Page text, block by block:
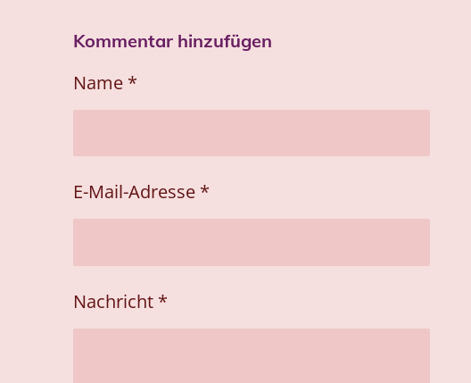
l
n
l
n
l
Kommentar hinzufügen
Name *
E-Mail-Adresse *
Nachricht *